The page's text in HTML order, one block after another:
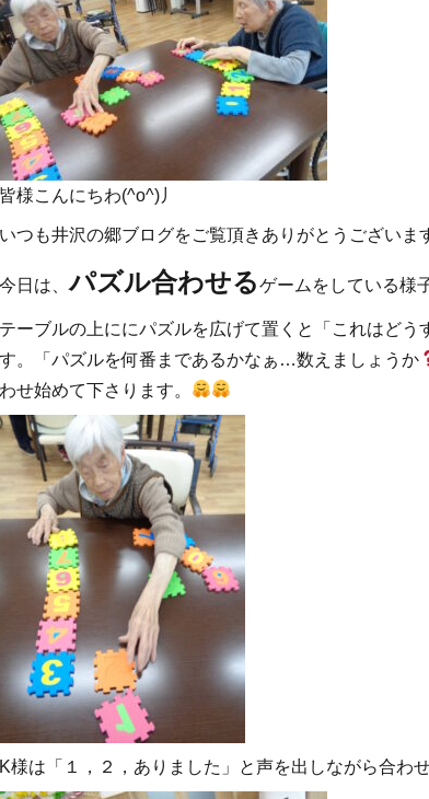
皆様こんにちわ(^o^)丿
いつも井沢の郷ブログをご覧頂きありがとうございま
今日は、パズル合わせるゲームをしている様
テーブルの上ににパズルを広げて置くと「これはどう
す。「パズルを何番まであるかなぁ…数えましょうか
わせ始めて下さります。
K様は「１，２，ありました」と声を出しながら合わ